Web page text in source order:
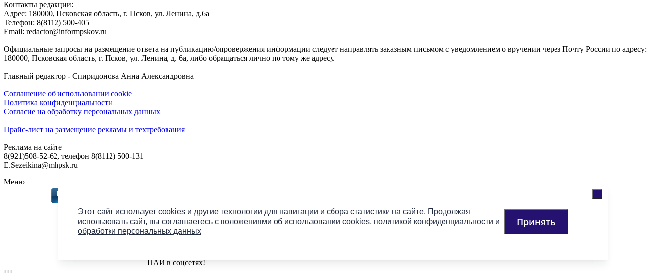
Этот сайт использует cookies и другие технологии для навигации и сбора статистики на сайте. Продолжая
использовать сайт, вы соглашаетесь с положениями об использовании cookies, политикой конфиденциальности и
обработки персональных данных
Принять
Контакты редакции:
Адреc: 180000, Псковская область, г. Псков, ул. Ленина, д.6а
Телефон: 8(8112) 500-405
Email: redactor@informpskov.ru
Официальные запросы на размещение ответа на публикацию/опровержения информации следует направлять заказным письмом с уведомлением о вручении через Почту России по адресу:
180000, Псковская область, г. Псков, ул. Ленина, д. 6а, либо обращаться лично по тому же адресу.
Главный редактор - Спиридонова Анна Александровна
Соглашение об использовании cookie
Политика конфиденциальности
Согласие на обработку персональных данных
Прайс-лист на размещение рекламы и техтребования
Реклама на сайте
8(921)508-52-62, телефон 8(8112) 500-131
E.Sezeikina@mhpsk.ru
Меню
Слушать радио «7 небо» онлайн
ПАИ в соцсетях!